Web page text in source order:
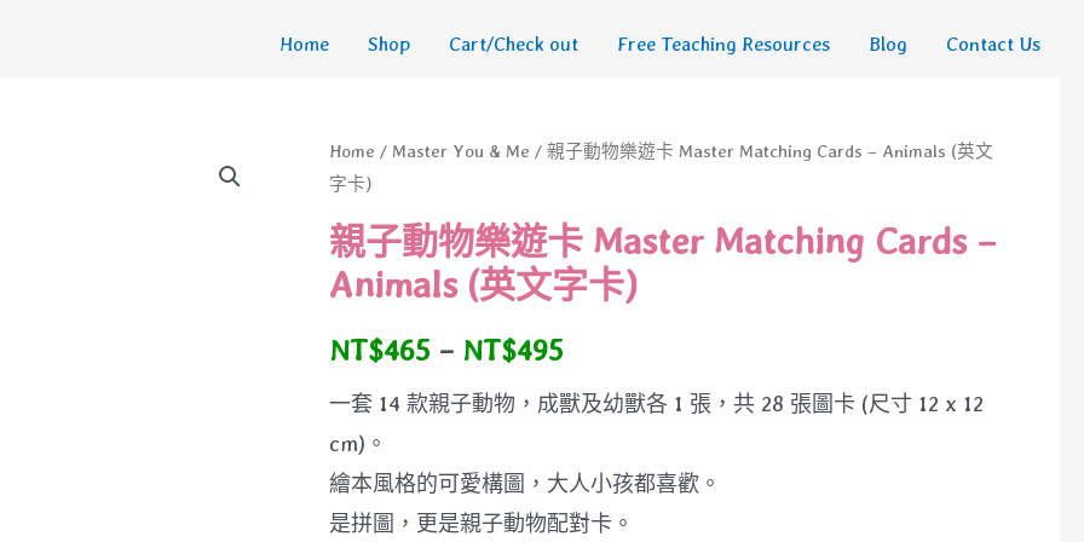
Home Shop Cart/Check out Free Teaching Resources Blog Contact Us
Home /Master You & Me / 親子動物樂遊卡 Master Matching Cards – Animals (英文
字卡)
親子動物樂遊卡 Master Matching Cards –
Animals (英文字卡)
NT$465 – NT$495
一套 14 款親子動物，成獸及幼獸各 1 張，共 28 張圖卡 (尺寸 12 x 12
cm)。
繪本風格的可愛構圖，大人小孩都喜歡。
是拼圖，更是親子動物配對卡。